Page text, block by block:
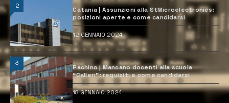
2
Catania | Assunzioni alla StMicroelectronics:
posizioni aperte e come candidarsi
12 GENNAIO 2024
3
Pachino | Mancano docenti alla scuola
“Calleri”: requisiti e come candidarsi
18 GENNAIO 2024